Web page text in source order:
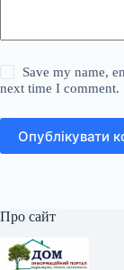
Save my name,
next time I comment.
Опублікувати
Про сайт